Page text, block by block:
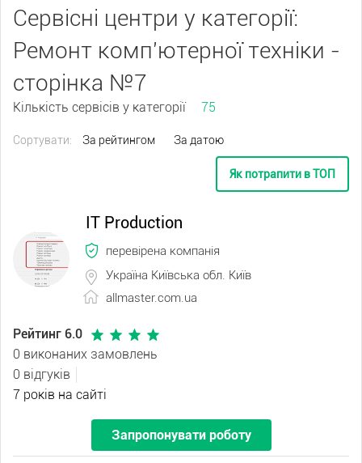
Сервісні центри у категорії:
Ремонт комп'ютерної техніки -
сторінка №7
Кількість сервісів у категорії 75
Сортувати: За рейтингом За датою
Як потрапити в ТОП
IT Production
перевірена компанія
Україна Київська обл. Київ
allmaster.com.ua
Рейтинг 6.0
0 виконаних замовлень
0 відгуків
7 років на сайті
Запропонувати роботу